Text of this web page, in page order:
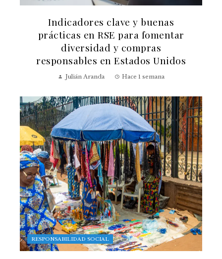
Indicadores clave y buenas
prácticas en RSE para fomentar
diversidad y compras
responsables en Estados Unidos
Julián Aranda Hace 1 semana
RESPONSABILIDAD SOCIAL